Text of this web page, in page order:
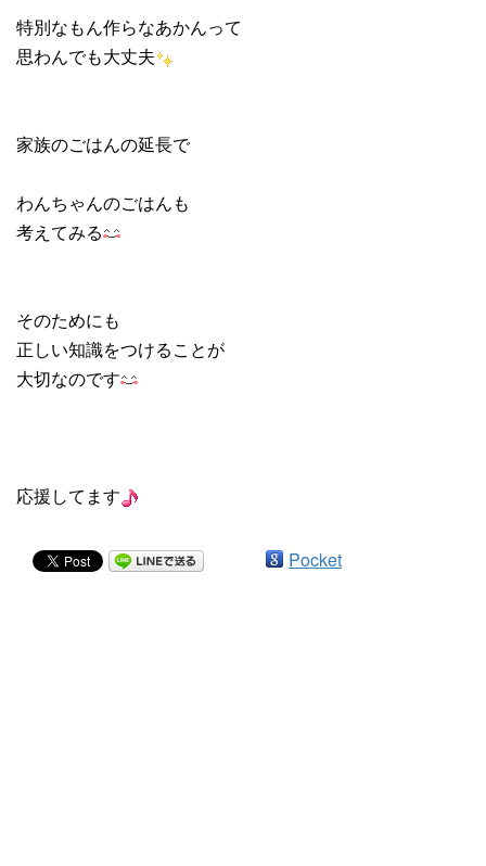
特別なもん作らなあかんって
思わんでも大丈夫
家族のごはんの延長で
わんちゃんのごはんも
考えてみる
そのためにも
正しい知識をつけることが
大切なのです
応援してます
Pocket